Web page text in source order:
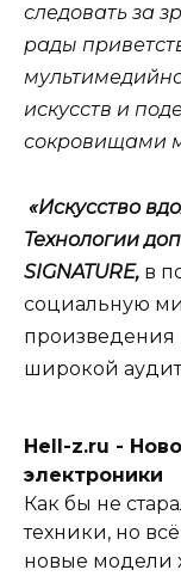
следовать за
рады
искусств и
сокровищами
«Искусство
Технологии
SIGNATURE, в
социальную
произведения
широкой
Hell-z.ru -
электроники
Как бы не
техники, но
новые модели